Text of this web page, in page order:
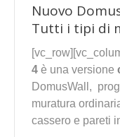
Nuovo
Tutti i tipi di
4 è una versione
DomusWall,
muratura
cassero e pareti